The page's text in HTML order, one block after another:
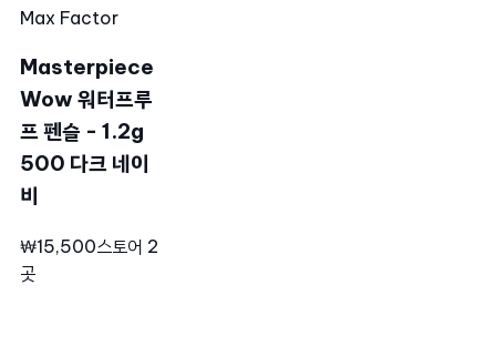
Max Factor
Masterpiece
Wow 워터프루
프 펜슬 - 1.2g
500 다크 네이
비
₩15,500스토어 2
곳